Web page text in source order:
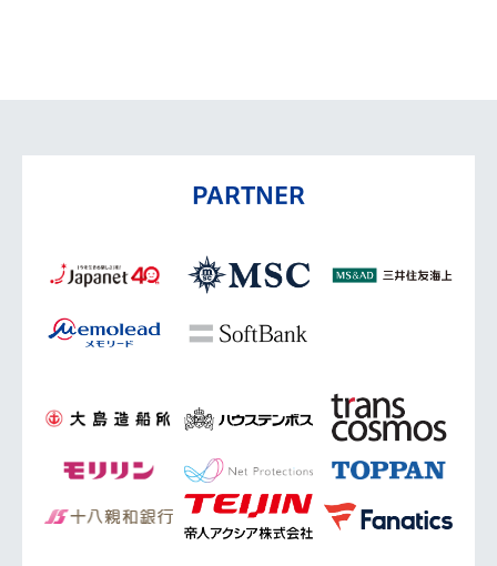
PARTNER